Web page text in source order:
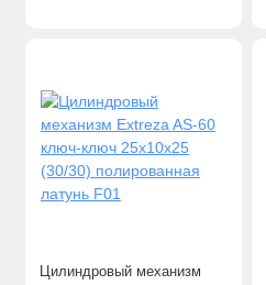
Цилиндровый механизм